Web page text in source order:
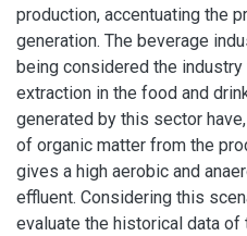
production, accentuating the
generation. The beverage
being considered the
extraction in the food and
generated by this sector
of organic matter from the
gives a high aerobic and
effluent. Considering this
evaluate the historical data of